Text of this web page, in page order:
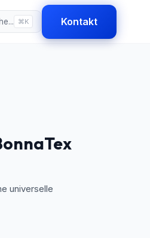
⌘K Kontakt
universelle